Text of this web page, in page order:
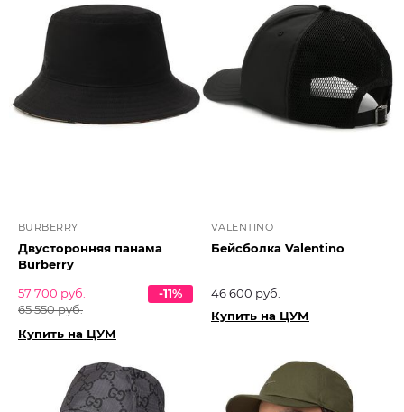
BURBERRY
Двусторонняя панама
Burberry
57 700 руб.
65 550 руб.
-11%
Купить на ЦУМ
VALENTINO
Бейсболка Valentino
46 600 руб.
Купить на ЦУМ